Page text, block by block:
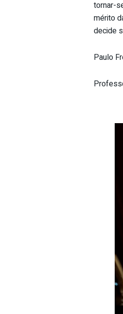
tornar-
mérito
decide
Paulo